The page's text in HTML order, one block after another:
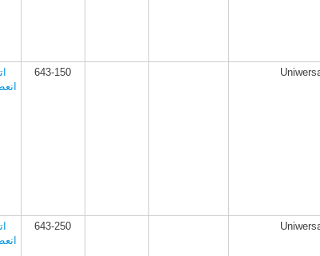
643-150
643-250